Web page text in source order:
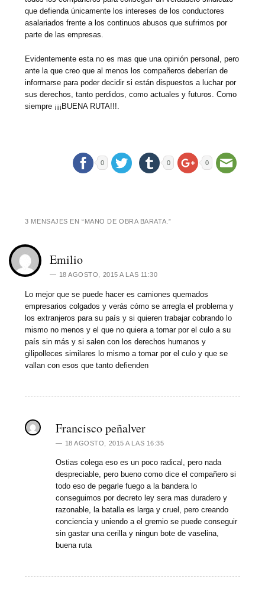
que defienda únicamente los intereses de los conductores
asalariados frente a los continuos abusos que sufrimos por
parte de las empresas.
Evidentemente esta no es mas que una opinión personal, pero
ante la que creo que al menos los compañeros deberían de
informarse para poder decidir si están dispuestos a luchar por
sus derechos, tanto perdidos, como actuales y futuros. Como
siempre ¡¡¡BUENA RUTA!!!.
0 0 0
3 MENSAJES EN “MANO DE OBRA BARATA. ”
Emilio
18 AGOSTO, 2015 A LAS 11:30
Lo mejor que se puede hacer es camiones quemados
empresarios colgados y verás cómo se arregla el problema y
los extranjeros para su país y si quieren trabajar cobrando lo
mismo no menos y el que no quiera a tomar por el culo a su
país sin más y si salen con los derechos humanos y
gilipolleces similares lo mismo a tomar por el culo y que se
vallan con esos que tanto defienden
Francisco peñalver
18 AGOSTO, 2015 A LAS 16:35
Ostias colega eso es un poco radical, pero nada
despreciable, pero bueno como dice el compañero si
todo eso de pegarle fuego a la bandera lo
conseguimos por decreto ley sera mas duradero y
razonable, la batalla es larga y cruel, pero creando
conciencia y uniendo a el gremio se puede conseguir
sin gastar una cerilla y ningun bote de vaselina,
buena ruta